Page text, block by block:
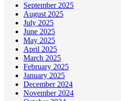
September 2025
August 2025
July 2025
June 2025
May 2025
April 2025
March 2025
February 2025
January 2025
December 2024
November 2024